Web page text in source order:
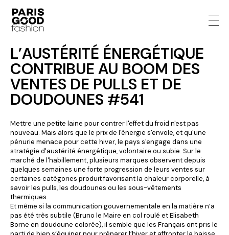
L’AUSTÉRITÉ ÉNERGÉTIQUE
CONTRIBUE AU BOOM DES
VENTES DE PULLS ET DE
DOUDOUNES #541
Mettre une petite laine pour contrer l'effet du froid n'est pas
nouveau. Mais alors que le prix de l'énergie s'envole, et qu'une
pénurie menace pour cette hiver, le pays s'engage dans une
stratégie d'austérité énergétique, volontaire ou subie. Sur le
marché de l'habillement, plusieurs marques observent depuis
quelques semaines une forte progression de leurs ventes sur
certaines catégories produit favorisant la chaleur corporelle, à
savoir les pulls, les doudounes ou les sous-vêtements
thermiques.
Et même si la communication gouvernementale en la matière n’a
pas été très subtile (Bruno le Maire en col roulé et Elisabeth
Borne en doudoune colorée), il semble que les Français ont pris le